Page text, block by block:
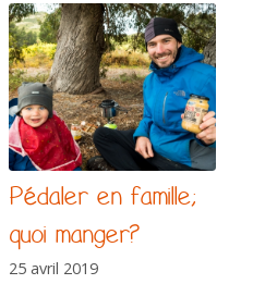
Pédaler en famille;
quoi manger?
25 avril 2019